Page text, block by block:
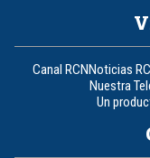
Canal RCNNoticias
Nuestra
Un